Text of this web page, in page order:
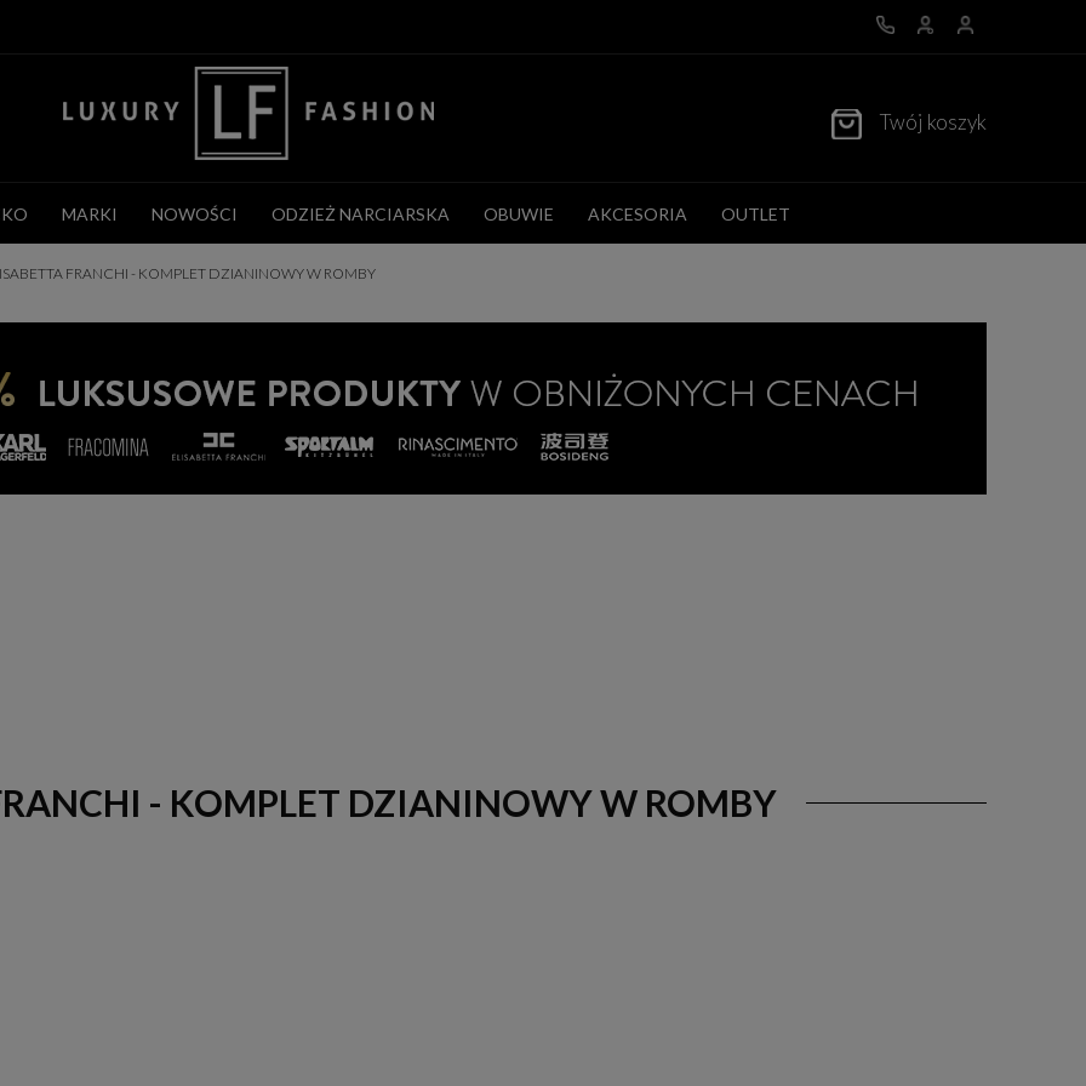
Twój koszyk
MARKI NOWOŚCI ODZIEŻ NARCIARSKA OBUWIE AKCESORIA OUTLET
FRANCHI - KOMPLET DZIANINOWY W ROMBY
- KOMPLET DZIANINOWY W ROMBY